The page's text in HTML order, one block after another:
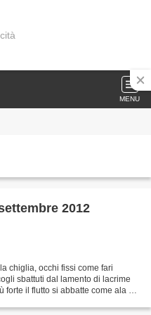
MENU
2012
chiglia, occhi fissi come fari
sbattuti dal lamento di lacrime
forte il flutto si abbatte come ala di